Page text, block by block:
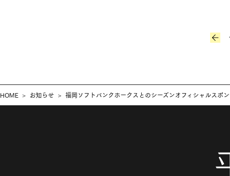
HOME お知らせ 福岡ソフトバンクホークスとのシーズンオフィシャルスポ